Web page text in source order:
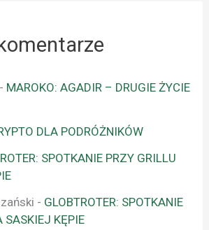
- MAROKO: AGADIR – DRUGIE ŻYCIE
DLA PODRÓŻNIKÓW
SPOTKANIE PRZY GRILLU
- GLOBTROTER: SPOTKANIE
SASKIEJ KĘPIE